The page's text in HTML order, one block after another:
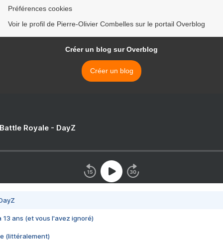
Préférences cookies
Voir le profil de Pierre-Olivier Combelles sur le portail Overblog
Créer un blog sur Overblog
Créer un blog
Royale - DayZ
13 ans (et vous l'avez ignoré)
(littéralement)